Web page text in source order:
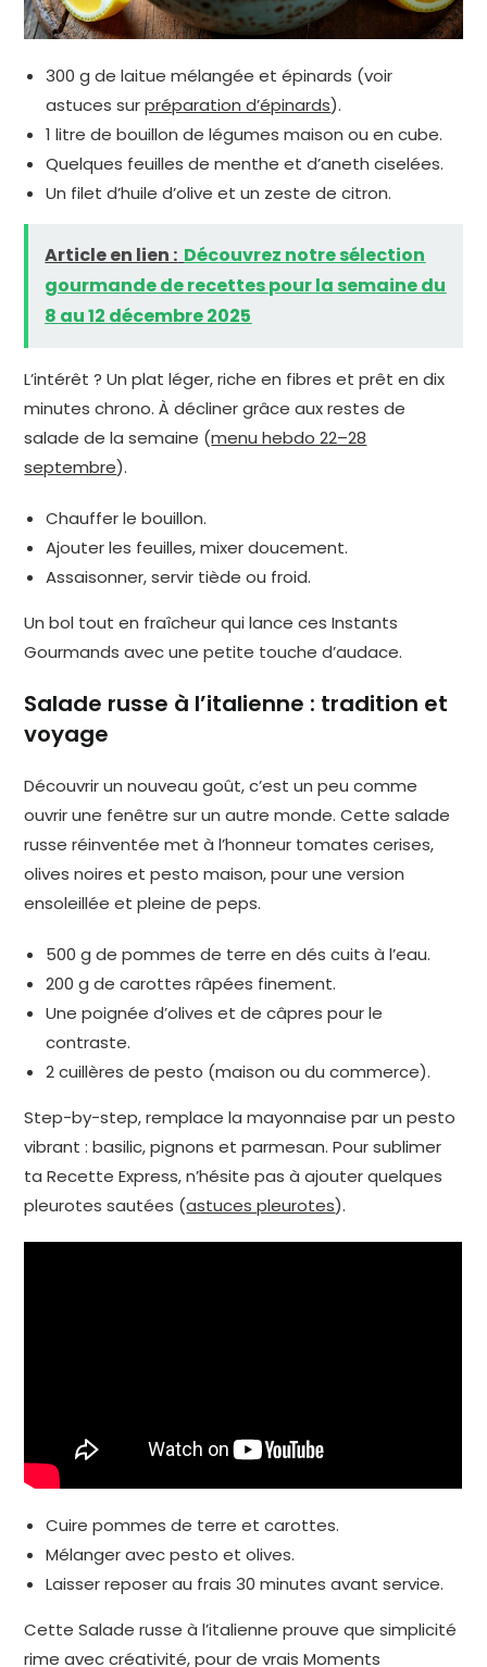
300 g de laitue mélangée et épinards (voir
astuces surpréparation d’épinards).
1 litre de bouillon de légumes maison ou en cube.
Quelques feuilles de menthe et d’aneth ciselées.
Un filet d’huile d’olive et un zeste de citron.
Article en lien : Découvrez notre sélection
gourmande de recettes pour la semaine du
8 au 12 décembre 2025
L’intérêt ? Un plat léger, riche en fibres et prêt en dix
minutes chrono. À décliner grâce aux restes de
salade de la semaine (menu hebdo 22–28
septembre).
Chauffer le bouillon.
Ajouter les feuilles, mixer doucement.
Assaisonner, servir tiède ou froid.
Un bol tout en fraîcheur qui lance ces Instants
Gourmands avec une petite touche d’audace.
Salade russe à l’italienne : tradition et
voyage
Découvrir un nouveau goût, c’est un peu comme
ouvrir une fenêtre sur un autre monde. Cette salade
russe réinventée met à l’honneur tomates cerises,
olives noires et pesto maison, pour une version
ensoleillée et pleine de peps.
500 g de pommes de terre en dés cuits à l’eau.
200 g de carottes râpées finement.
Une poignée d’olives et de câpres pour le
contraste.
2 cuillères de pesto (maison ou du commerce).
Step-by-step, remplace la mayonnaise par un pesto
vibrant : basilic, pignons et parmesan. Pour sublimer
ta Recette Express, n’hésite pas à ajouter quelques
pleurotes sautées (astuces pleurotes).
Cuire pommes de terre et carottes.
Mélanger avec pesto et olives.
Laisser reposer au frais 30 minutes avant service.
Cette Salade russe à l’italienne prouve que simplicité
rime avec créativité, pour de vrais Moments